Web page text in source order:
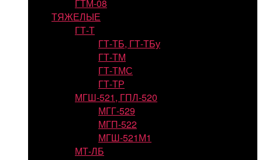
ГТМ-08
ТЯЖЕЛЫЕ
ГТ-Т
ГТ-ТБ, ГТ-ТБу
ГТ-ТМ
ГТ-ТМС
ГТ-ТР
МГШ-521, ГПЛ-520
МГГ-529
МГП-522
МГШ-521М1
МТ-ЛБ